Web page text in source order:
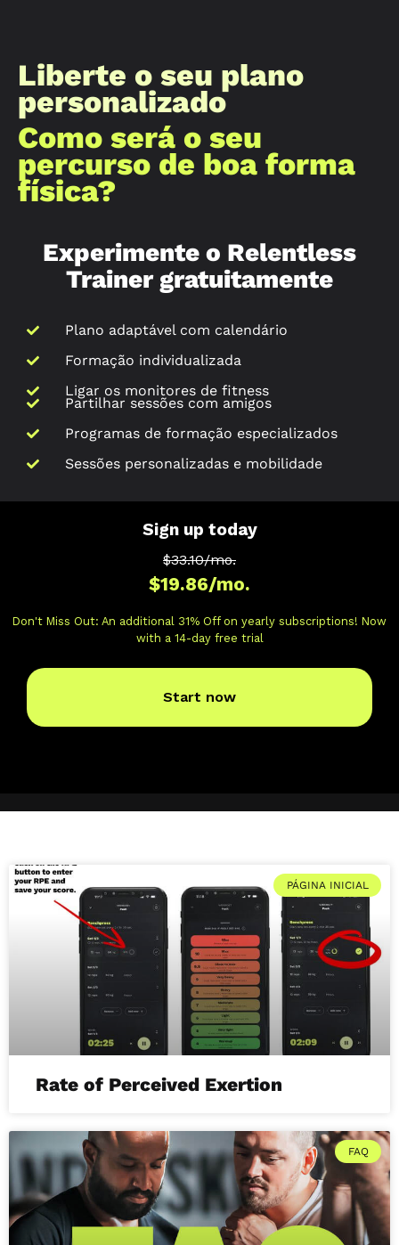
Liberte o seu plano
personalizado
Como será o seu
percurso de boa forma
física?
Experimente o Relentless
Trainer gratuitamente
Plano adaptável com calendário
Formação individualizada
Ligar os monitores de fitness
Partilhar sessões com amigos
Programas de formação especializados
Sessões personalizadas e mobilidade
PÁGINA INICIAL
Rate of Perceived Exertion
FAQ